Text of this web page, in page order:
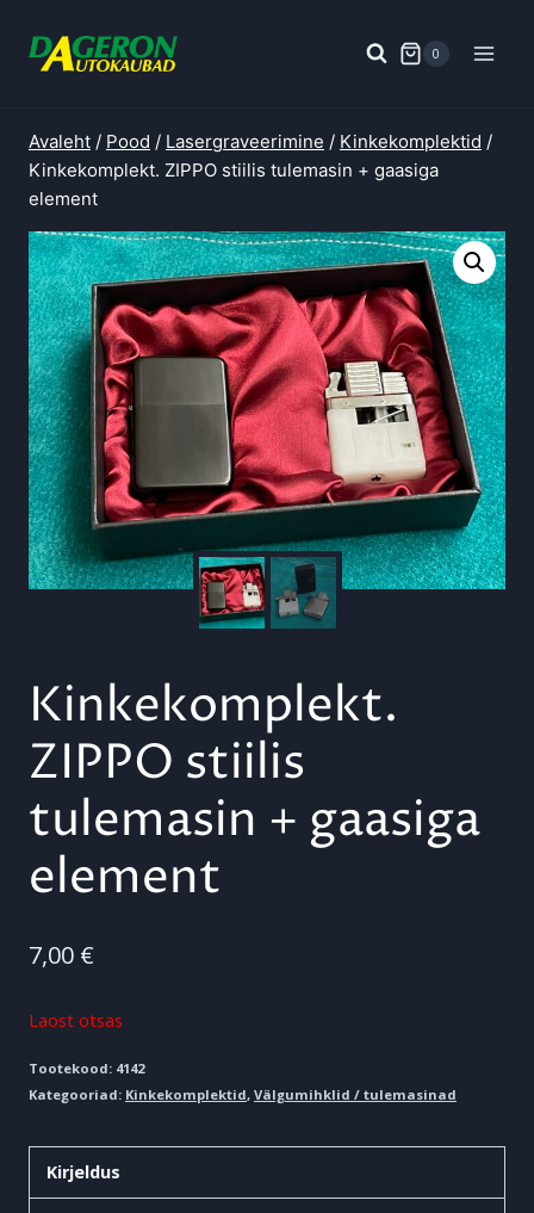
0
Avaleht / Pood / Lasergraveerimine / Kinkekomplektid /
Kinkekomplekt. ZIPPO stiilis tulemasin + gaasiga
element
Kinkekomplekt.
ZIPPO stiilis
tulemasin + gaasiga
element
7,00 €
Laost otsas
Tootekood: 4142
Kategooriad: Kinkekomplektid, Välgumihklid / tulemasinad
Kirjeldus